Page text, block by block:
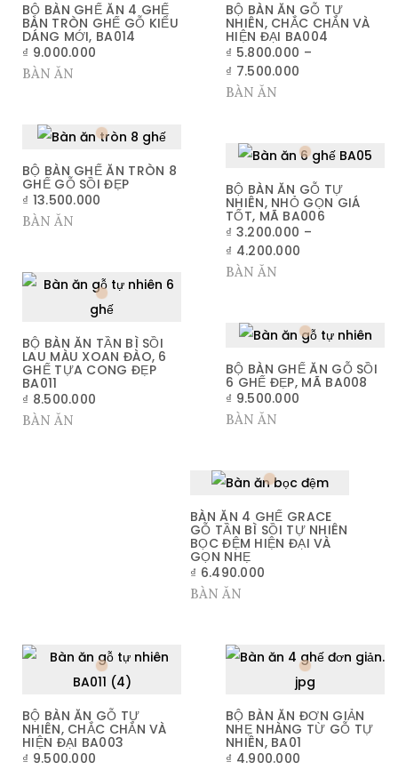
BỘ BÀN GHẾ ĂN 4 GHẾ
BÀN TRÒN GHẾ GỖ KIỂU
DÁNG MỚI, BA014
₫ 9.000.000
BÀN ĂN
BỘ BÀN ĂN GỖ TỰ
NHIÊN, CHẮC CHẮN VÀ
HIỆN ĐẠI BA004
₫ 5.800.000 –
₫ 7.500.000
BÀN ĂN
BỘ BÀN GHẾ ĂN TRÒN 8
GHẾ GỖ SỒI ĐẸP
₫ 13.500.000
BÀN ĂN
BỘ BÀN ĂN GỖ TỰ
NHIÊN, NHỎ GỌN GIÁ
TỐT, MÃ BA006
₫ 3.200.000 –
₫ 4.200.000
BÀN ĂN
BỘ BÀN ĂN TẦN BÌ SỒI
LAU MÀU XOAN ĐÀO, 6
GHẾ TỰA CONG ĐẸP
BA011
₫ 8.500.000
BÀN ĂN
BỘ BÀN GHẾ ĂN GỖ SỒI
6 GHẾ ĐẸP, MÃ BA008
₫ 9.500.000
BÀN ĂN
BÀN ĂN 4 GHẾ GRACE
GỖ TẦN BÌ SỒI TỰ NHIÊN
BỌC ĐỆM HIỆN ĐẠI VÀ
GỌN NHẸ
₫ 6.490.000
BÀN ĂN
BỘ BÀN ĂN ĐƠN GIẢN
NHẸ NHÀNG TỪ GỖ TỰ
NHIÊN, BA01
₫ 4.900.000
BỘ BÀN ĂN GỖ TỰ
NHIÊN, CHẮC CHẮN VÀ
HIỆN ĐẠI BA003
₫ 9.500.000